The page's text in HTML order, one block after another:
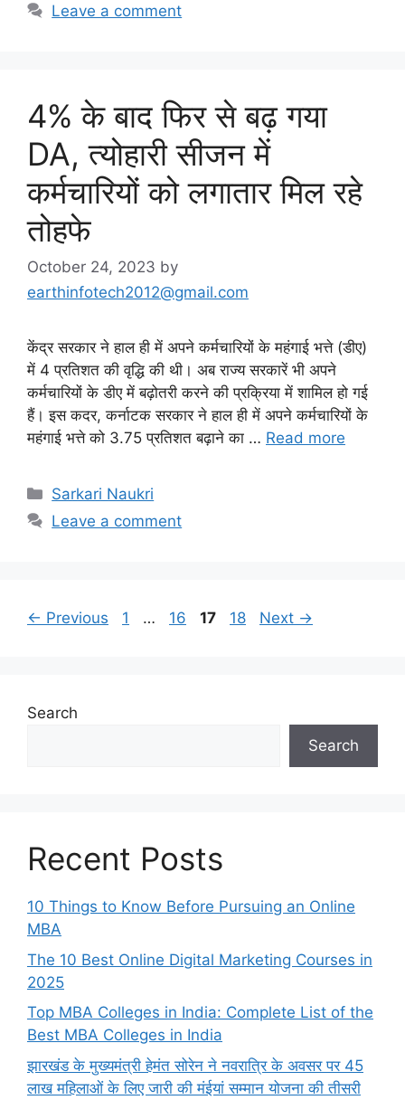
Leave a comment
4% के बाद फिर से बढ़ गया
DA, त्योहारी सीजन में
कर्मचारियों को लगातार मिल रहे
तोहफे
October 24, 2023 by
earthinfotech2012@gmail.com
केंद्र सरकार ने हाल ही में अपने कर्मचारियों के महंगाई भत्ते (डीए)
में 4 प्रतिशत की वृद्धि की थी। अब राज्य सरकारें भी अपने
कर्मचारियों के डीए में बढ़ोतरी करने की प्रक्रिया में शामिल हो गई
हैं। इस कदर, कर्नाटक सरकार ने हाल ही में अपने कर्मचारियों के
महंगाई भत्ते को 3.75 प्रतिशत बढ़ाने का … Read more
Categories
Sarkari Naukri
Leave a comment
← Previous Page
1 … Page
16 Page
17 Page
18 Next →
Search
Search
Recent Posts
10 Things to Know Before Pursuing an Online
MBA
The 10 Best Online Digital Marketing Courses in
2025
Top MBA Colleges in India: Complete List of the
Best MBA Colleges in India
झारखंड के मुख्यमंत्री हेमंत सोरेन ने नवरात्रि के अवसर पर 45
लाख महिलाओं के लिए जारी की मंईयां सम्मान योजना की तीसरी